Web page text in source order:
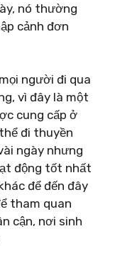
nó thường
cảnh đơn
người đi qua
vì đây là một
cung cấp ở
đi thuyền
ngày nhưng
động tốt nhất
để đến đây
tham quan
cận, nơi sinh